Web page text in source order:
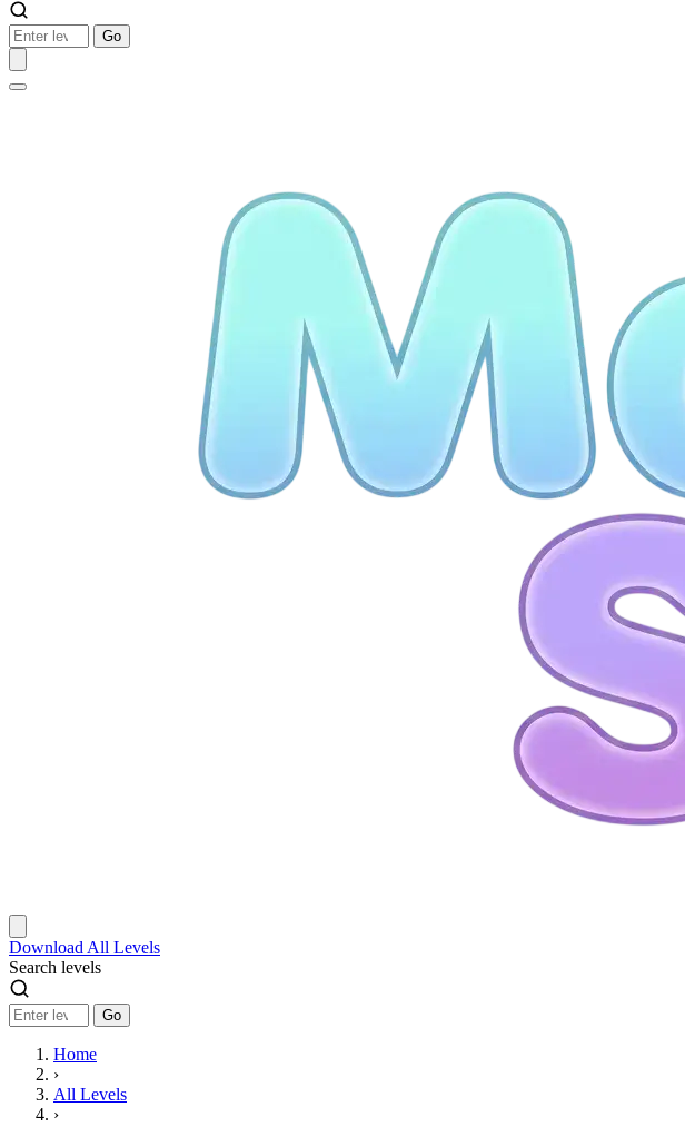
Go
Download All Levels
Search levels
Go
Home
›
All Levels
›